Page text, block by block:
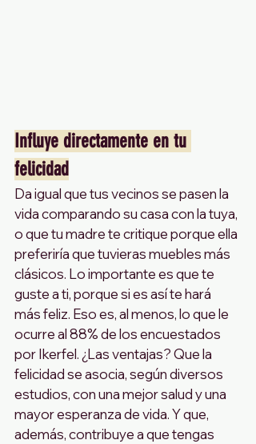
Influye directamente en tu
felicidad
Da igual que tus vecinos se pasen la
vida comparando su casa con la tuya,
o que tu madre te critique porque ella
preferiría que tuvieras muebles más
clásicos. Lo importante es que te
guste a ti, porque si es así te hará
más feliz. Eso es, al menos, lo que le
ocurre al 88% de los encuestados
por Ikerfel. ¿Las ventajas? Que la
felicidad se asocia, según diversos
estudios, con una mejor salud y una
mayor esperanza de vida. Y que,
además, contribuye a que tengas